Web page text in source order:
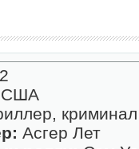
США
криминал
Асгер Лет